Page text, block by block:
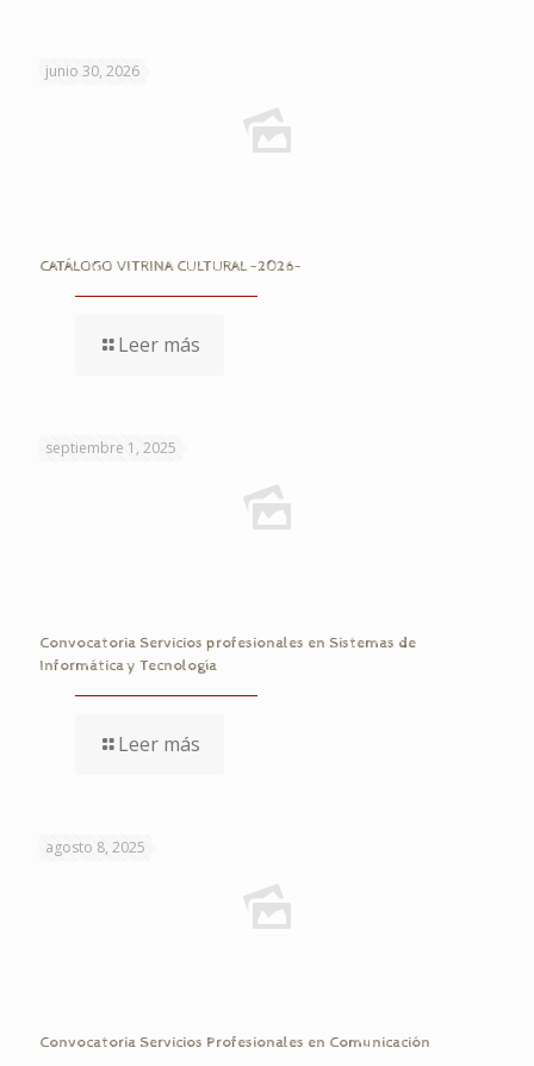
junio 30, 2026
CATÁLOGO VITRINA CULTURAL -2026-
Leer más
septiembre 1, 2025
Convocatoria Servicios profesionales en Sistemas de
Informática y Tecnología
Leer más
agosto 8, 2025
Convocatoria Servicios Profesionales en Comunicación